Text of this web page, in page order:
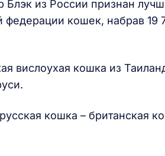
из России признан
кошек, набрав 19
вислоухая кошка из
кошка – британская